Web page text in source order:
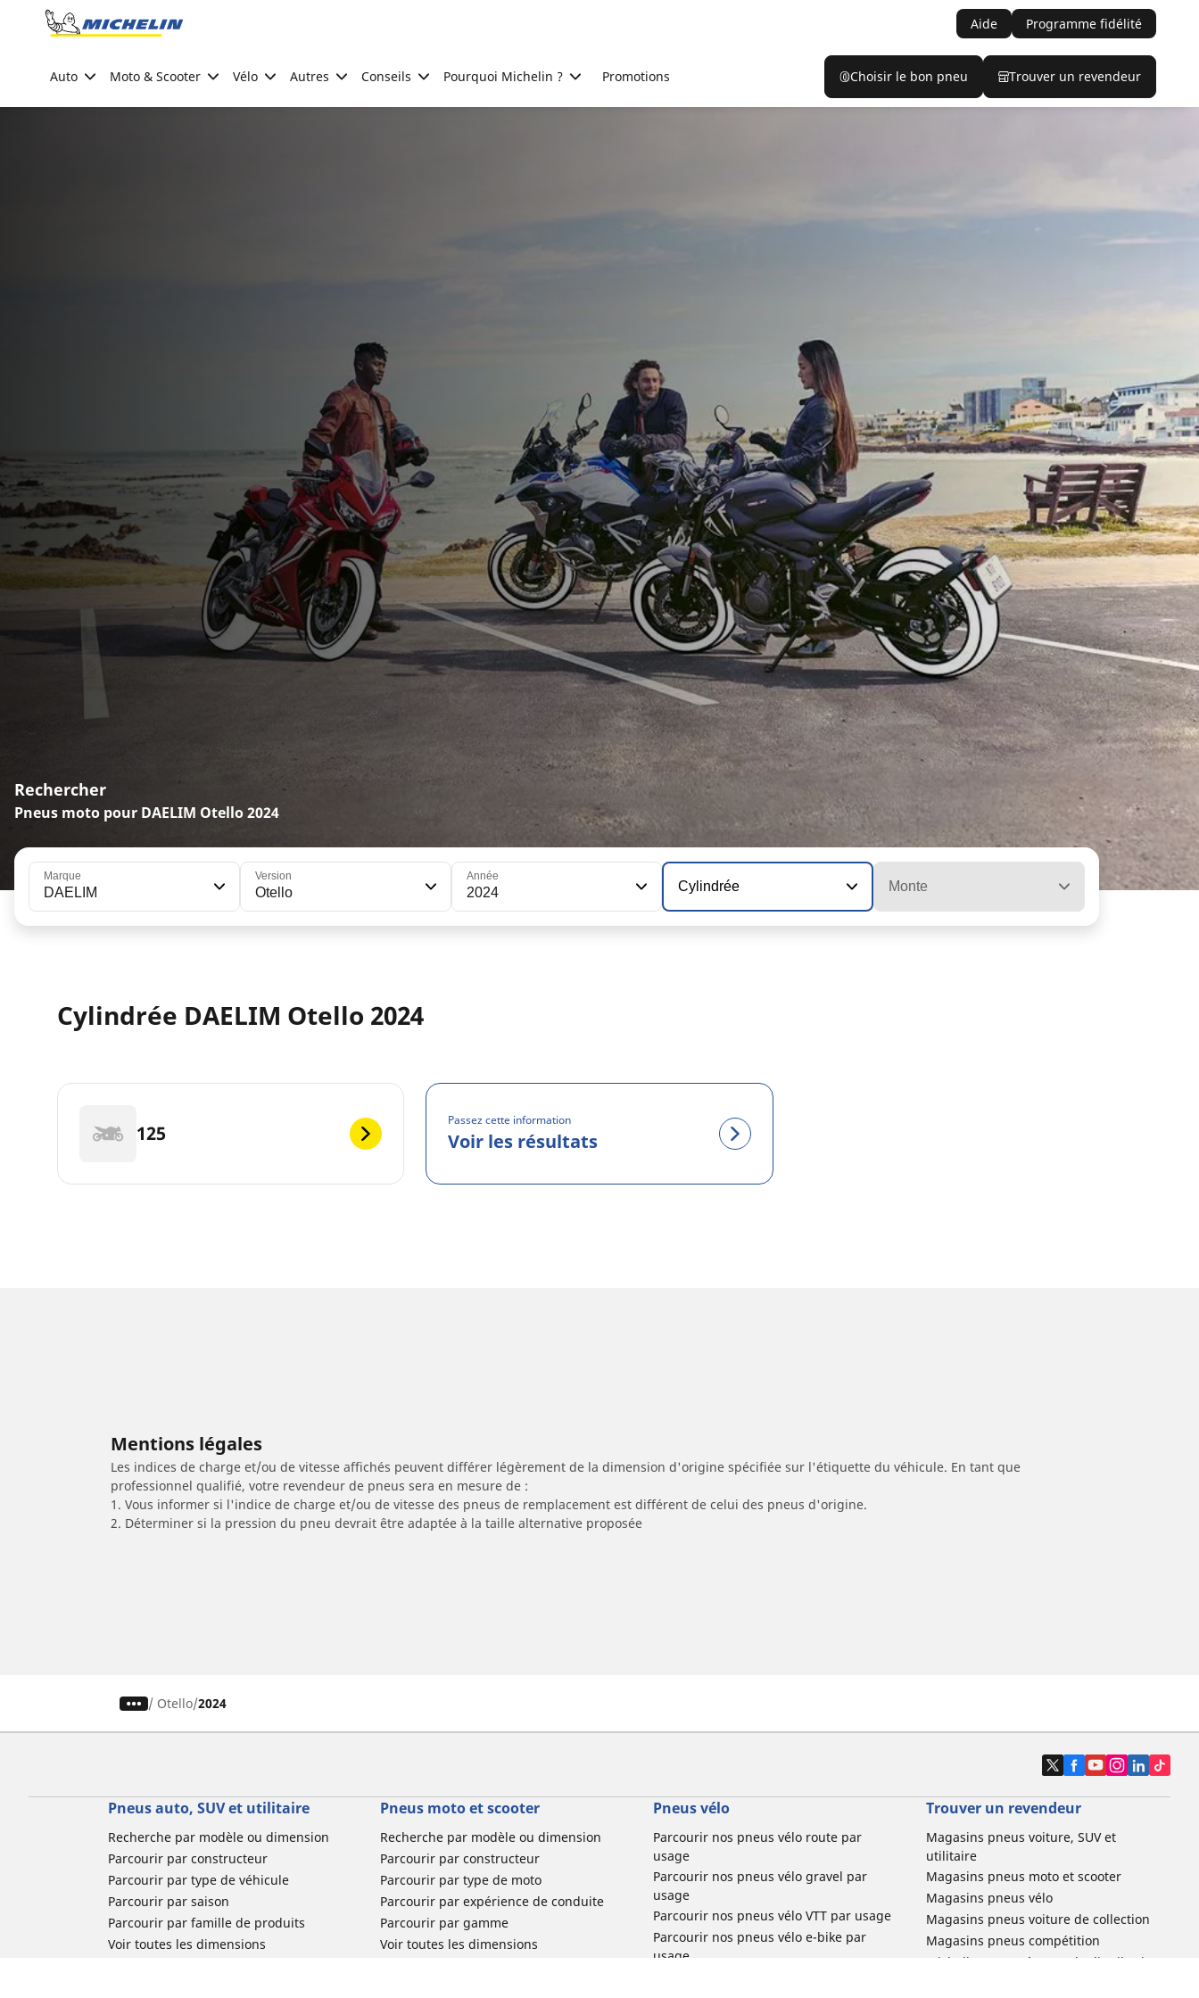
Go to page content
Aide Programme fidélité
Auto Moto & Scooter Vélo Autres Conseils Pourquoi Michelin ? Promotions Choisir le bon pneu Trouver un revendeur
Rechercher
Pneus moto pour DAELIM Otello 2024
Marque
DAELIM
Version
Otello
Année
2024 Cylindrée Monte
Cylindrée DAELIM Otello 2024
125
Passez cette information
Voir les résultats
Mentions légales
Les indices de charge et/ou de vitesse affichés peuvent différer légèrement de la dimension d'origine spécifiée sur l'étiquette du véhicule. En tant que
professionnel qualifié, votre revendeur de pneus sera en mesure de :
1. Vous informer si l'indice de charge et/ou de vitesse des pneus de remplacement est différent de celui des pneus d'origine.
2. Déterminer si la pression du pneu devrait être adaptée à la taille alternative proposée
/ Otello 2024
Pneus auto, SUV et utilitaire
Recherche par modèle ou dimension
Parcourir par constructeur
Parcourir par type de véhicule
Parcourir par saison
Parcourir par famille de produits
Voir toutes les dimensions
Pneus moto et scooter
Recherche par modèle ou dimension
Parcourir par constructeur
Parcourir par type de moto
Parcourir par expérience de conduite
Parcourir par gamme
Voir toutes les dimensions
Pneus vélo
Parcourir nos pneus vélo route par
usage
Parcourir nos pneus vélo gravel par
usage
Parcourir nos pneus vélo VTT par usage
Parcourir nos pneus vélo e-bike par
usage
Trouver un revendeur
Magasins pneus voiture, SUV et
utilitaire
Magasins pneus moto et scooter
Magasins pneus vélo
Magasins pneus voiture de collection
Magasins pneus compétition
Michelin et ses réseaux de distribution